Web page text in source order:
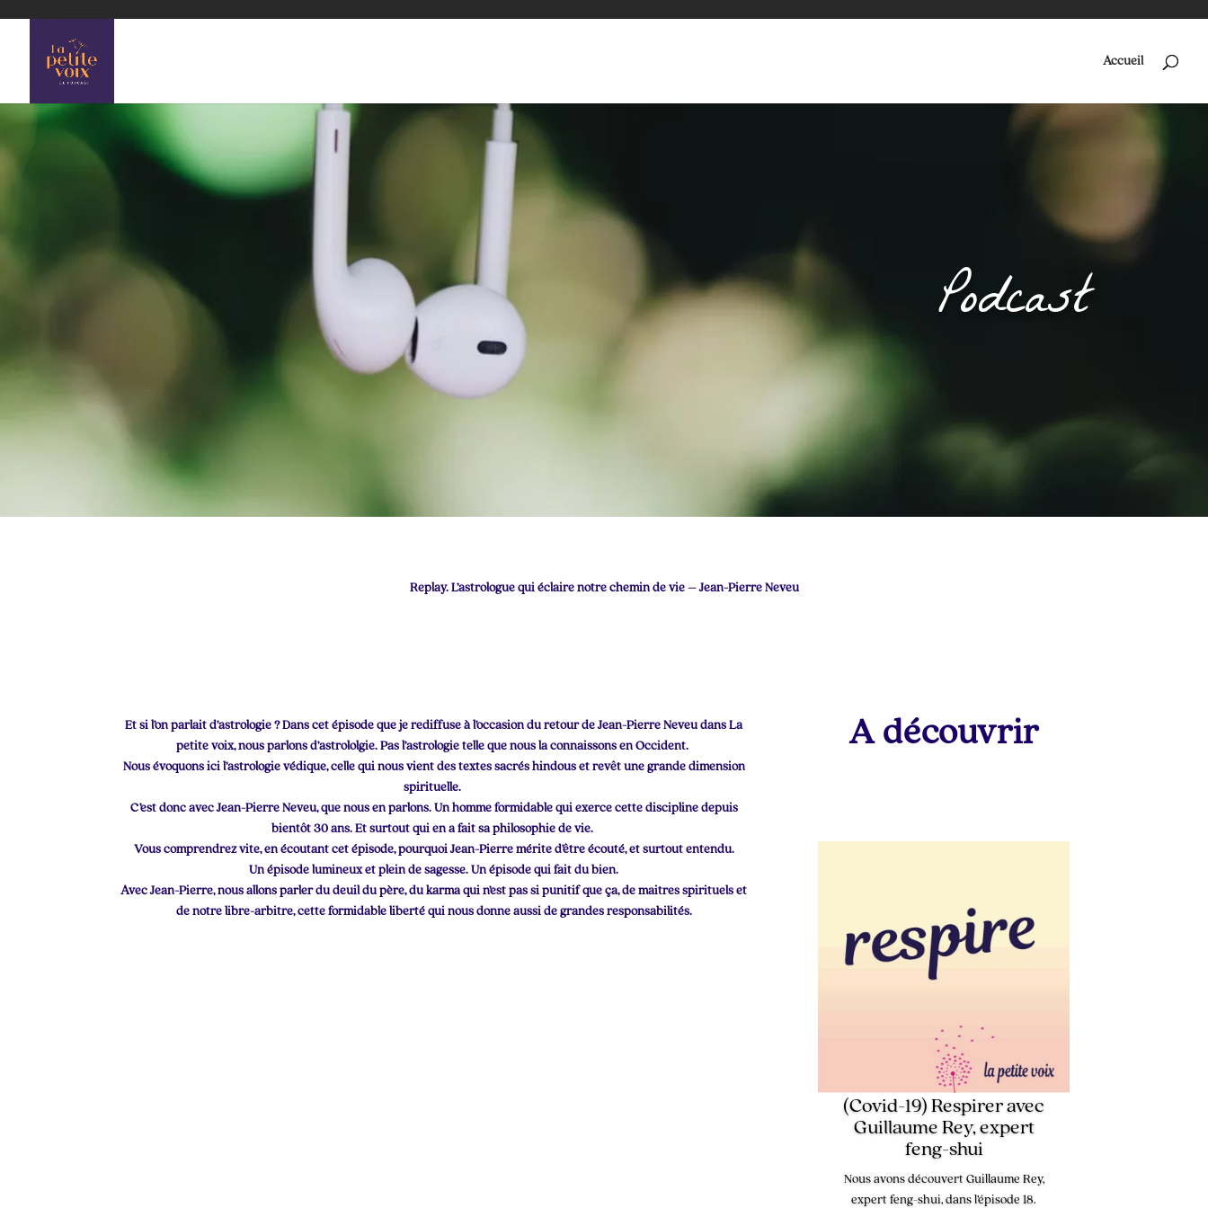
Accueil
Podcast
Replay. L’astrologue qui éclaire notre chemin de vie – Jean-Pierre Neveu
Et si l’on parlait d’astrologie ? Dans cet épisode que je rediffuse à l’occasion du retour de Jean-Pierre Neveu dans La
petite voix, nous parlons d’astrololgie. Pas l’astrologie telle que nous la connaissons en Occident.
Nous évoquons ici l’astrologie védique, celle qui nous vient des textes sacrés hindous et revêt une grande dimension
spirituelle.
C’est donc avec Jean-Pierre Neveu, que nous en parlons. Un homme formidable qui exerce cette discipline depuis
bientôt 30 ans. Et surtout qui en a fait sa philosophie de vie.
Vous comprendrez vite, en écoutant cet épisode, pourquoi Jean-Pierre mérite d’être écouté, et surtout entendu.
Un épisode lumineux et plein de sagesse.Un épisode qui fait du bien.
Avec Jean-Pierre, nous allons parler du deuil du père, du karma qui n’est pas si punitif que ça, de maitres spirituels et
de notre libre-arbitre, cette formidable liberté qui nous donne aussi de grandes responsabilités.
A découvrir
(Covid-19) Respirer avec
Guillaume Rey, expert
feng-shui
Nous avons découvert Guillaume Rey,
expert feng-shui, dans l’épisode 18.